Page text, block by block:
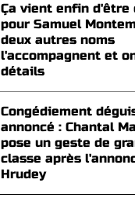
Ça vient enfin d'être
pour Samuel
deux autres noms
l'accompagnent et
détails
Congédiement
annoncé : Chantal
pose un geste de
classe après
Hrudey